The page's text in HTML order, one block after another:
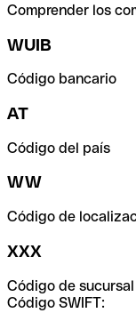
Comprender los
WUIB
Código bancario
AT
Código del país
WW
Código de
XXX
Código de sucursal
Código SWIFT: